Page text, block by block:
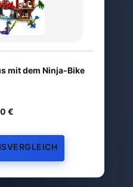
mit dem Ninja-Bike
€